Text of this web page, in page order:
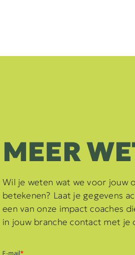
MEER
Wil je weten wat we voor jouw
betekenen? Laat je gegevens
een van onze impact coaches
in jouw branche contact met je